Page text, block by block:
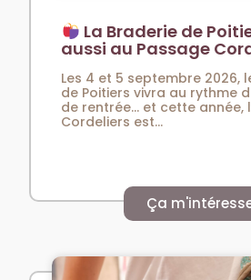
La Braderie de
aussi au Passage
Les 4 et 5 septembre 2026,
de Poitiers vivra au rythme
de rentrée… et cette année,
Cordeliers est...
Ça